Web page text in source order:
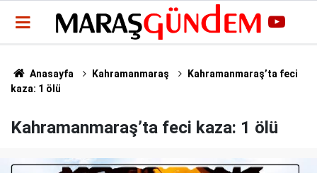
Anasayfa Kahramanmaraş
Kahramanmaraş’ta feci
kaza: 1 ölü
Kahramanmaraş’ta feci kaza: 1 ölü